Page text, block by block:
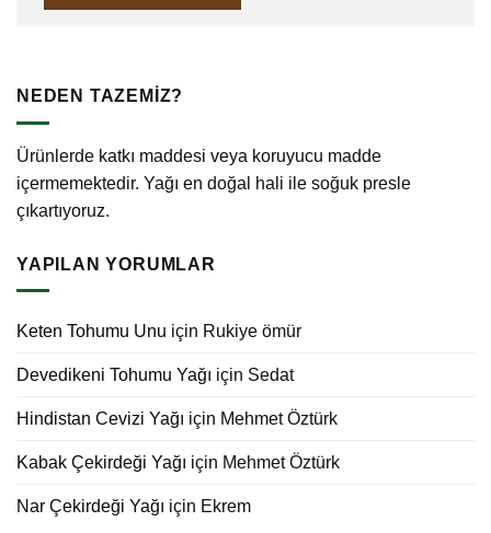
NEDEN TAZEMİZ?
Ürünlerde katkı maddesi veya koruyucu madde
içermemektedir. Yağı en doğal hali ile soğuk presle
çıkartıyoruz.
YAPILAN YORUMLAR
Keten Tohumu Unu için Rukiye ömür
Devedikeni Tohumu Yağı için Sedat
Hindistan Cevizi Yağı için Mehmet Öztürk
Kabak Çekirdeği Yağı için Mehmet Öztürk
Nar Çekirdeği Yağı için Ekrem